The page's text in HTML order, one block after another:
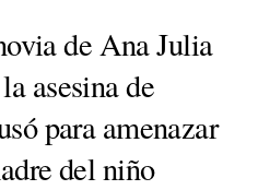
de Ana Julia
asesina de
para amenazar
del niño